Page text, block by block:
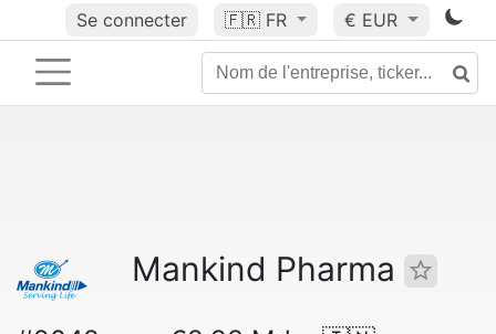
Se connecter 🇫🇷 FR € EUR
Mankind Pharma